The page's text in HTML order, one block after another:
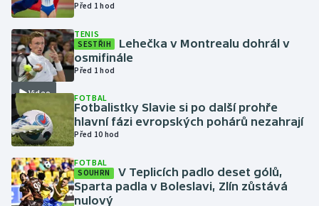
Jezdectví
Judo
Krasobruslení
Lezení
Moderní pětiboj
Před 1 hod
Video
TENIS
SESTŘIH
Lehečka v Montrealu dohrál v
osmifinále
Před 1 hod
FOTBAL
Fotbalistky Slavie si po další prohře
hlavní fázi evropských pohárů nezahrají
Před 10 hod
FOTBAL
SOUHRN
V Teplicích padlo deset gólů,
Sparta padla v Boleslavi, Zlín zůstává
nulový